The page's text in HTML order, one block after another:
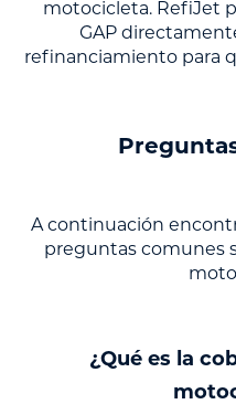
motocicleta. RefiJet
GAP
refinanciamiento para
A continuación
preguntas comunes
¿Qué es la